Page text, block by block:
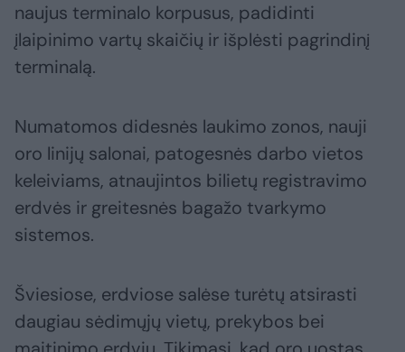
naujus terminalo korpusus, padidinti
įlaipinimo vartų skaičių ir išplėsti pagrindinį
terminalą.
Numatomos didesnės laukimo zonos, nauji
oro linijų salonai, patogesnės darbo vietos
keleiviams, atnaujintos bilietų registravimo
erdvės ir greitesnės bagažo tvarkymo
sistemos.
Šviesiose, erdviose salėse turėtų atsirasti
daugiau sėdimųjų vietų, prekybos bei